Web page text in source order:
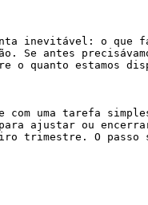
inevitável: o que
Se antes
o quanto estamos
uma tarefa
ajustar ou
trimestre. O passo